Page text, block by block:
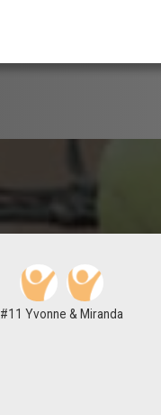
#11 Yvonne & Miranda